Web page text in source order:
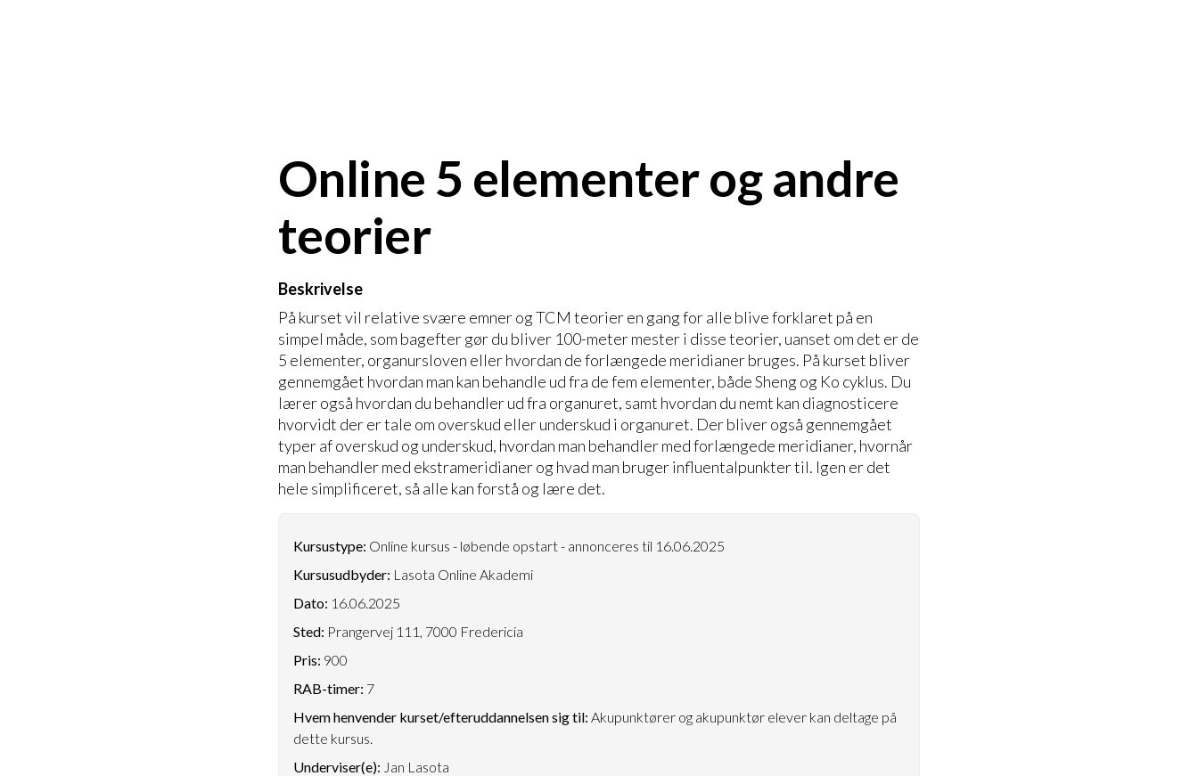
Online 5 elementer og andre
teorier
Beskrivelse
På kurset vil relative svære emner og TCM teorier en gang for alle blive forklaret på en
simpel måde, som bagefter gør du bliver 100-meter mester i disse teorier, uanset om det er de
5 elementer, organursloven eller hvordan de forlængede meridianer bruges. På kurset bliver
gennemgået hvordan man kan behandle ud fra de fem elementer, både Sheng og Ko cyklus. Du
lærer også hvordan du behandler ud fra organuret, samt hvordan du nemt kan diagnosticere
hvorvidt der er tale om overskud eller underskud i organuret. Der bliver også gennemgået
typer af overskud og underskud, hvordan man behandler med forlængede meridianer, hvornår
man behandler med ekstrameridianer og hvad man bruger influentalpunkter til. Igen er det
hele simplificeret, så alle kan forstå og lære det.
Kursustype: Online kursus - løbende opstart - annonceres til 16.06.2025
Kursusudbyder: Lasota Online Akademi
Dato: 16.06.2025
Sted: Prangervej 111, 7000 Fredericia
Pris: 900
RAB-timer: 7
Hvem henvender kurset/efteruddannelsen sig til: Akupunktører og akupunktør elever kan deltage på
dette kursus.
Underviser(e): Jan Lasota